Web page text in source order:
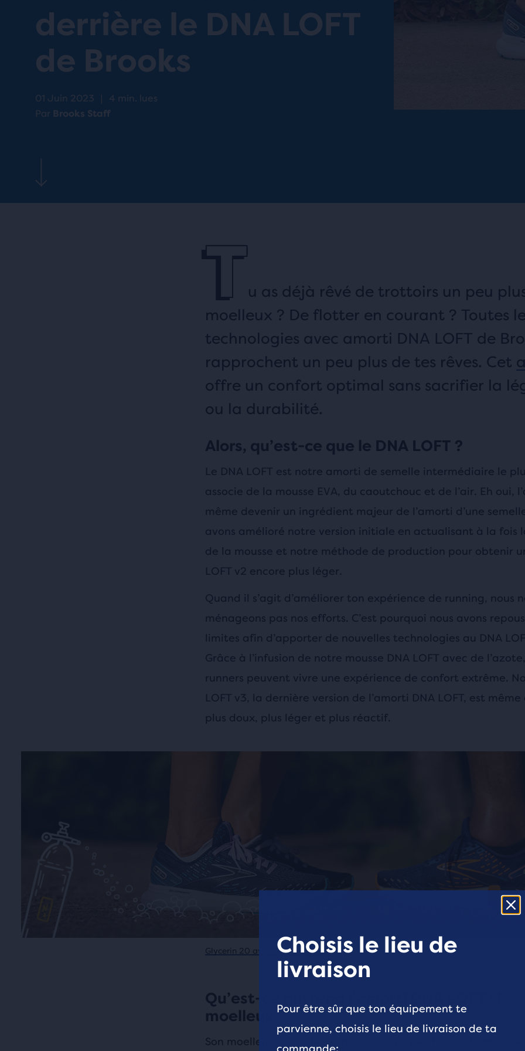
derrière le DNA LOFT
de Brooks
01 Juin 2023 |
4 min. lues
Par Brooks Staff
Tu as déjà rêvé de trottoirs un peu
moelleux ? De flotter en courant ? Toutes
technologies avec amorti DNA LOFT de
rapprochent un peu plus de tes rêves. Cet
offre un confort optimal sans sacrifier la
ou la durabilité.
Alors, qu’est-ce que le DNA LOFT ?
Le DNA LOFT est notre amorti de semelle intermédiaire le
associe de la mousse EVA, du caoutchouc et de l’air. Eh oui,
même devenir un ingrédient majeur de l’amorti d’une
avons amélioré notre version initiale en actualisant à la fois
de la mousse et notre méthode de production pour obtenir
LOFT v2 encore plus léger.
Quand il s’agit d’améliorer ton expérience de running, nous
ménageons pas nos efforts. C’est pourquoi nous avons
limites afin d’apporter de nouvelles technologies au DNA
Grâce à l’infusion de notre mousse DNA LOFT avec de
runners peuvent vivre une expérience de confort extrême.
LOFT v3, la dernière version de l’amorti DNA LOFT, est même
plus doux, plus léger et plus réactif.
Glycerin 20 avec DNA LOFT v3
Qu’est-ce qui rend l’amorti DNA LOFT si
moelleux ?
Son moelleux vient de ses proportions spécifiques de
Choisis le lieu de
livraison
Pour être sûr que ton équipement te
parvienne, choisis le lieu de livraison de ta
commande: